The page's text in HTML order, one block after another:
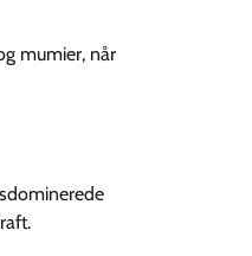
mumier, når